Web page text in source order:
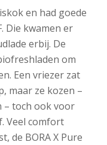
en had goede
Die kwamen er
erbij. De
om
Een vriezer zat
maar ze kozen –
– toch ook voor
Veel comfort
de BORA X Pure